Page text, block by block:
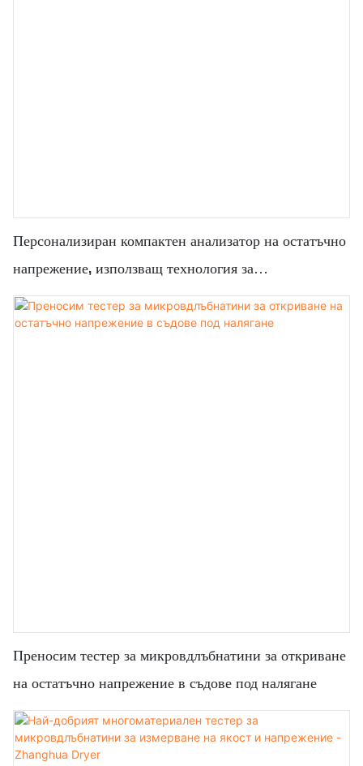
Персонализиран компактен анализатор на остатъчно
напрежение, използващ технология за
микроиндентиране, от производители от Китай |
Сушилня Zhanghua
Преносим тестер за микровдлъбнатини за откриване
на остатъчно напрежение в съдове под налягане